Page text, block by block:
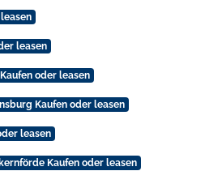
leasen
oder leasen
Kaufen oder leasen
leasen
Kaufen oder leasen